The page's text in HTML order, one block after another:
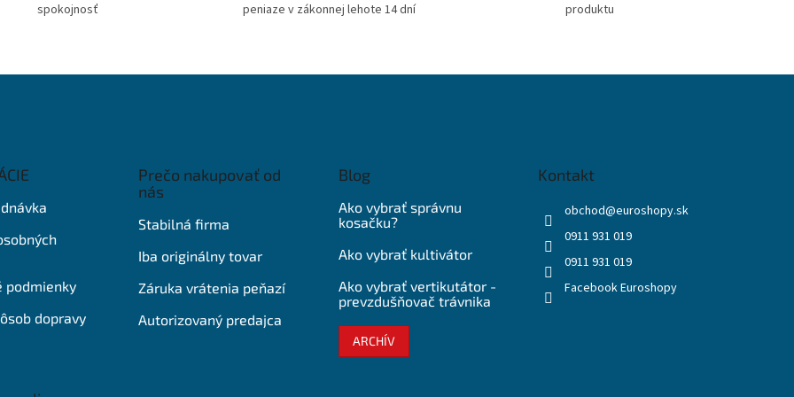
spokojnosť
peniaze v zákonnej lehote 14 dní
produktu
podmienky
dopravy
Prečo nakupovať od
nás
Stabilná firma
Iba originálny tovar
Záruka vrátenia peňazí
Autorizovaný predajca
Blog
Ako vybrať správnu
kosačku?
Ako vybrať kultivátor
Ako vybrať vertikutátor -
prevzdušňovač trávnika
ARCHÍV
Kontakt
obchod@euroshopy.sk
0911 931 019
0911 931 019
Facebook Euroshopy